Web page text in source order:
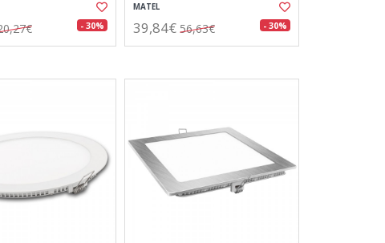
- 30%
MATEL
39,84€ 56,63€ - 30%